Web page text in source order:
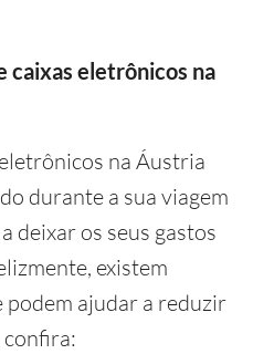
caixas eletrônicos na
na Áustria
durante a sua viagem
deixar os seus gastos
existem
podem ajudar a reduzir
confira: